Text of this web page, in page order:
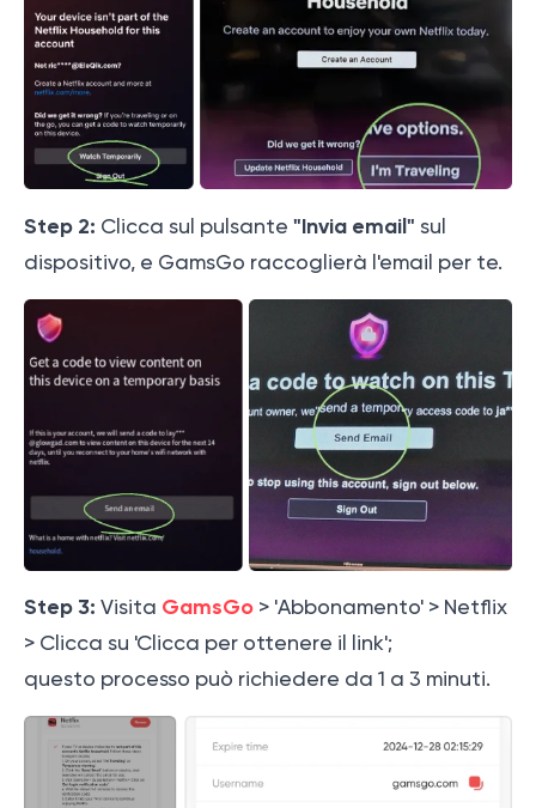
Step 2: Clicca sul pulsante "Invia email" sul
dispositivo, e GamsGo raccoglierà l'email per te.
Step 3: Visita GamsGo > 'Abbonamento' > Netflix
> Clicca su 'Clicca per ottenere il link';
questo processo può richiedere da 1 a 3 minuti.